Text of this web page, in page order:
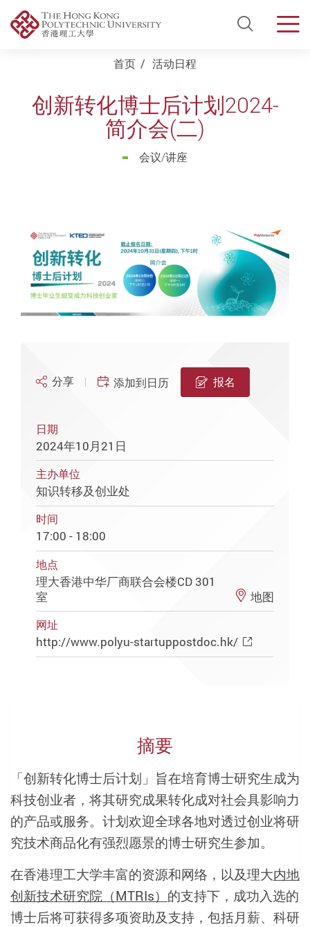
Open
首页 活动日程
创新转化博士后计划2024-
简介会(二)
会议/讲座
分享 添加到日历 报名
日期
2024年10月21日
主办单位
知识转移及创业处
时间
17:00 - 18:00
地点
理大香港中华厂商联合会楼CD 301
室
地图
网址
http://www.polyu-startuppostdoc.hk/
摘要
「创新转化博士后计划」旨在培育博士研究生成为
科技创业者，将其研究成果转化成对社会具影响力
的产品或服务。计划欢迎全球各地对透过创业将研
究技术商品化有强烈愿景的博士研究生参加。
在香港理工大学丰富的资源和网络，以及理大内地
创新技术研究院（MTRIs） 的支持下，成功入选的
博士后将可获得多项资助及支持，包括月薪、科研